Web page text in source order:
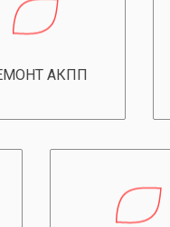
АКПП